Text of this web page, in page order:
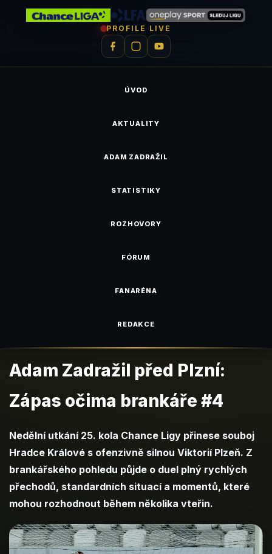
PROFILE LIVE
ÚVOD
AKTUALITY
ADAM ZADRAŽIL
STATISTIKY
ROZHOVORY
FÓRUM
FANARÉNA
REDAKCE
Adam Zadražil před Plzní:
Zápas očima brankáře #4
Nedělní utkání 25. kola Chance Ligy přinese souboj
Hradce Králové s ofenzivně silnou Viktorií Plzeň. Z
brankářského pohledu půjde o duel plný rychlých
přechodů, standardních situací a momentů, které
mohou rozhodnout během několika vteřin.